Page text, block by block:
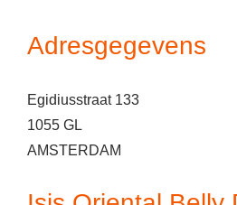
Adresgegevens
Egidiusstraat 133
1055 GL
AMSTERDAM